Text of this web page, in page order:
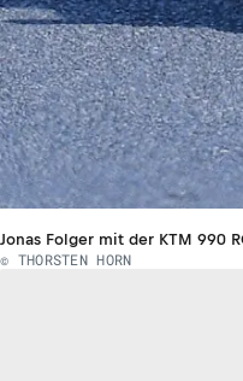
Jonas Folger mit der KTM 990
© THORSTEN HORN